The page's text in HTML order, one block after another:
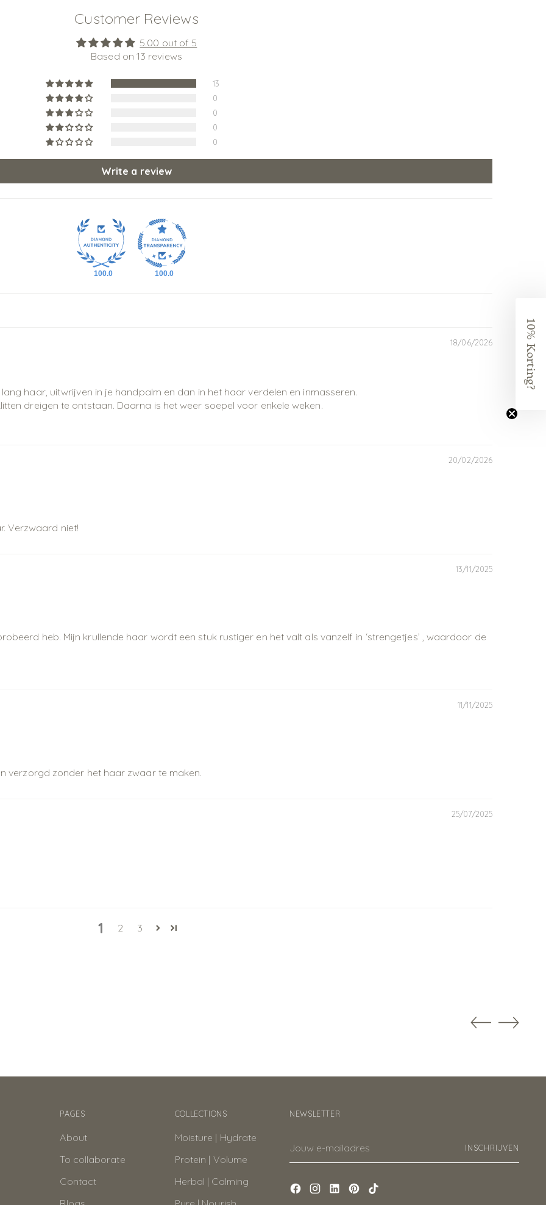
Customer Reviews
5.00 out of 5
Based on 13 reviews
13
0
0
0
0
Write a review
100.0 100.0
18/06/2026
haar, uitwrijven in je handpalm en dan in het haar verdelen en inmasseren.
dreigen te ontstaan. Daarna is het weer soepel voor enkele weken.
20/02/2026
Verzwaard niet!
13/11/2025
heb. Mijn krullende haar wordt een stuk rustiger en het valt als vanzelf in ‘strengetjes’ , waardoor de
11/11/2025
verzorgd zonder het haar zwaar te maken.
25/07/2025
1 2 3
PAGES
About
To collaborate
Contact
COLLECTIONS
Moisture | Hydrate
Protein | Volume
Herbal | Calming
NEWSLETTER
e-
INSCHRIJVEN
10% Korting?